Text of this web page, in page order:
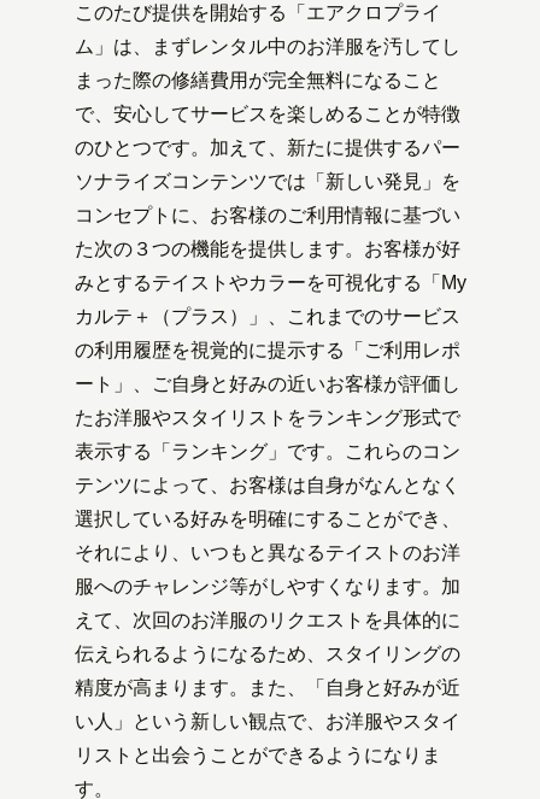
このたび提供を開始する「エアクロプライ
ム」は、まずレンタル中のお洋服を汚してし
まった際の修繕費用が完全無料になること
で、安心してサービスを楽しめることが特徴
のひとつです。加えて、新たに提供するパー
ソナライズコンテンツでは「新しい発見」を
コンセプトに、お客様のご利用情報に基づい
た次の３つの機能を提供します。お客様が好
みとするテイストやカラーを可視化する「My
カルテ＋（プラス）」、これまでのサービス
の利用履歴を視覚的に提示する「ご利用レポ
ート」、ご自身と好みの近いお客様が評価し
たお洋服やスタイリストをランキング形式で
表示する「ランキング」です。これらのコン
テンツによって、お客様は自身がなんとなく
選択している好みを明確にすることができ、
それにより、いつもと異なるテイストのお洋
服へのチャレンジ等がしやすくなります。加
えて、次回のお洋服のリクエストを具体的に
伝えられるようになるため、スタイリングの
精度が高まります。また、「自身と好みが近
い人」という新しい観点で、お洋服やスタイ
リストと出会うことができるようになりま
す。